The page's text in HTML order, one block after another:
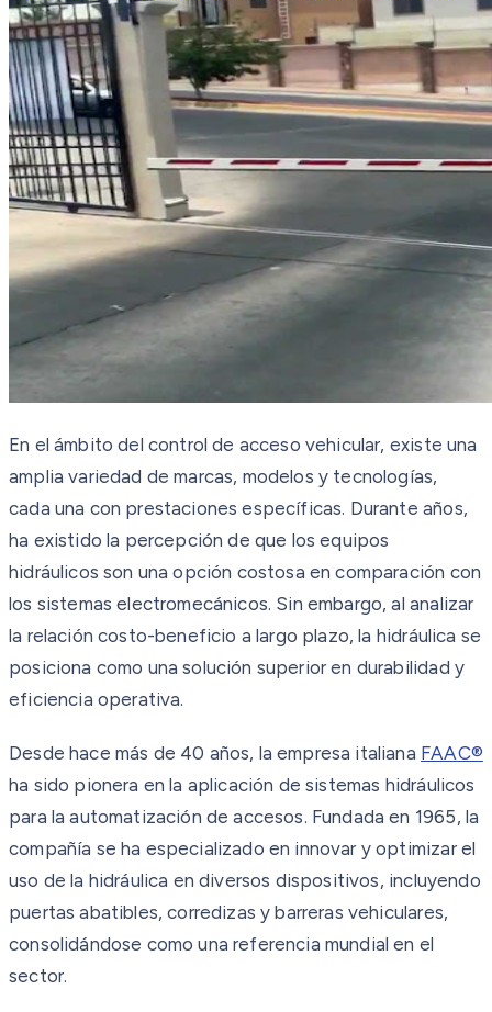
En el ámbito del control de acceso vehicular, existe una
amplia variedad de marcas, modelos y tecnologías,
cada una con prestaciones específicas. Durante años,
ha existido la percepción de que los equipos
hidráulicos son una opción costosa en comparación con
los sistemas electromecánicos. Sin embargo, al analizar
la relación costo-beneficio a largo plazo, la hidráulica se
posiciona como una solución superior en durabilidad y
eficiencia operativa.
Desde hace más de 40 años, la empresa italiana FAAC®
ha sido pionera en la aplicación de sistemas hidráulicos
para la automatización de accesos. Fundada en 1965, la
compañía se ha especializado en innovar y optimizar el
uso de la hidráulica en diversos dispositivos, incluyendo
puertas abatibles, corredizas y barreras vehiculares,
consolidándose como una referencia mundial en el
sector.